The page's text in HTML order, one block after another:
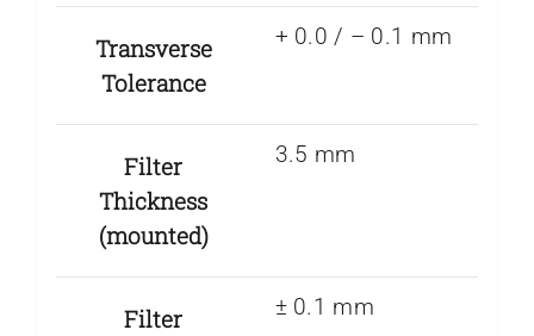
Transverse
Tolerance
+ 0.0 / – 0.1 mm
Filter
Thickness
(mounted)
3.5 mm
Filter
± 0.1 mm